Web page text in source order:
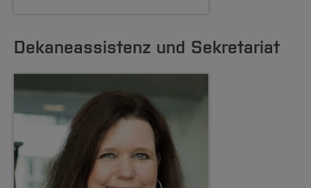
Dekaneassistenz und Sekretariat